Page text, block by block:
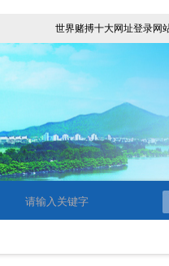
世界赌搏十大网址登录网